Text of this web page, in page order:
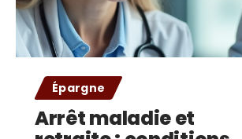
Épargne
Arrêt maladie et